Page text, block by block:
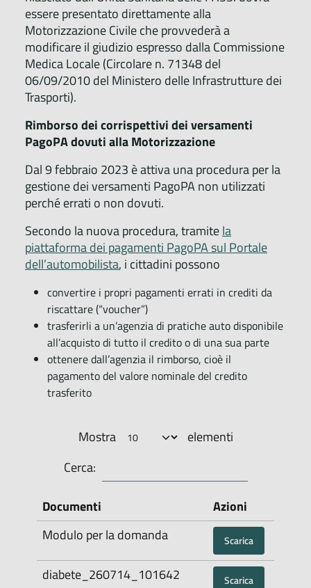
essere presentato direttamente alla
Motorizzazione Civile che provvederà a
modificare il giudizio espresso dalla Commissione
Medica Locale (Circolare n. 71348 del
06/09/2010 del Ministero delle Infrastrutture dei
Trasporti).
Rimborso dei corrispettivi dei versamenti
PagoPA dovuti alla Motorizzazione
Dal 9 febbraio 2023 è attiva una procedura per la
gestione dei versamenti PagoPA non utilizzati
perché errati o non dovuti.
Secondo la nuova procedura, tramitela
piattaforma dei pagamenti PagoPA sul Portale
dell’automobilista, i cittadini possono
convertire i propri pagamenti errati in crediti da
riscattare (“voucher”)
trasferirli a un’agenzia di pratiche auto disponibile
all’acquisto di tutto il credito o di una sua parte
ottenere dall’agenzia il rimborso, cioè il
pagamento del valore nominale del credito
trasferito
Mostra
elementi
Cerca:
Documenti
Azioni
Modulo per la domanda
Scarica
diabete_260714_101642 Scarica